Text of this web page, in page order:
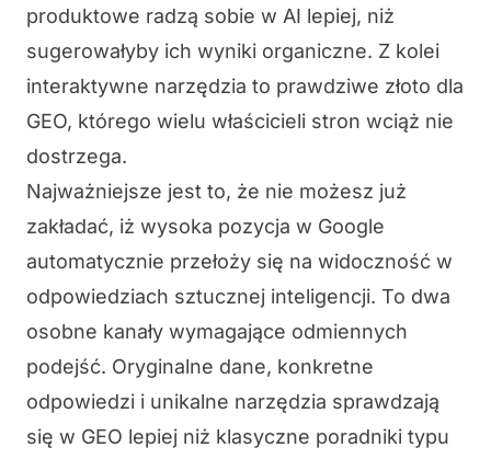
produktowe radzą sobie w AI lepiej, niż
sugerowałyby ich wyniki organiczne. Z kolei
interaktywne narzędzia to prawdziwe złoto dla
GEO, którego wielu właścicieli stron wciąż nie
dostrzega.
Najważniejsze jest to, że nie możesz już
zakładać, iż wysoka pozycja w Google
automatycznie przełoży się na widoczność w
odpowiedziach sztucznej inteligencji. To dwa
osobne kanały wymagające odmiennych
podejść. Oryginalne dane, konkretne
odpowiedzi i unikalne narzędzia sprawdzają
się w GEO lepiej niż klasyczne poradniki typu